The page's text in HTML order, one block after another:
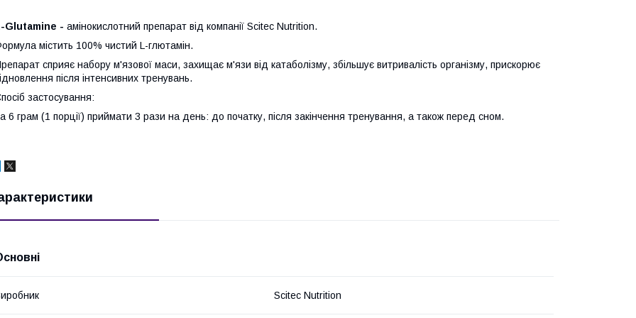
Glutamine - амінокислотний препарат від компанії Scitec Nutrition.
містить 100% чистий L-глютамін.
сприяє набору м'язової маси, захищає м'язи від катаболізму, збільшує витривалість організму, прискорює
після інтенсивних тренувань.
застосування:
6 грам (1 порції) приймати 3 рази на день: до початку, після закінчення тренування, а також перед сном.
Scitec Nutrition